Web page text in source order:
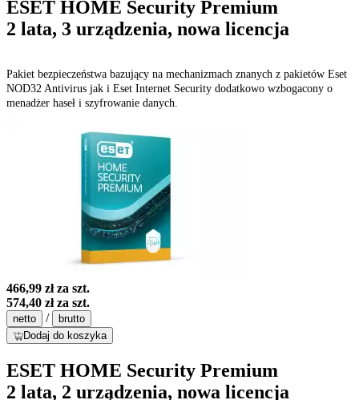
ESET HOME Security Premium
2 lata, 3 urządzenia, nowa licencja
Pakiet bezpieczeństwa bazujący na mechanizmach znanych z pakietów Eset
NOD32 Antivirus jak i Eset Internet Security dodatkowo wzbogacony o
menadżer haseł i szyfrowanie danych.
466,99 złza szt.
574,40 złza szt.
netto /
brutto
Dodaj do koszyka
ESET HOME Security Premium
2 lata, 2 urządzenia, nowa licencja